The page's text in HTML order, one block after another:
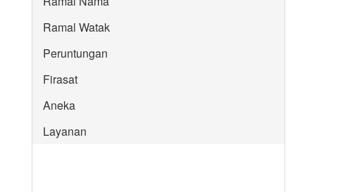
Ramal Watak
Peruntungan
Firasat
Aneka
Layanan